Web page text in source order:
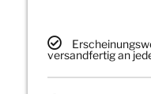
versandfertig an